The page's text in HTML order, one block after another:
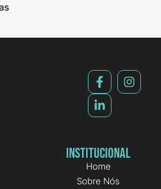
Institucional
Home
Sobre Nós